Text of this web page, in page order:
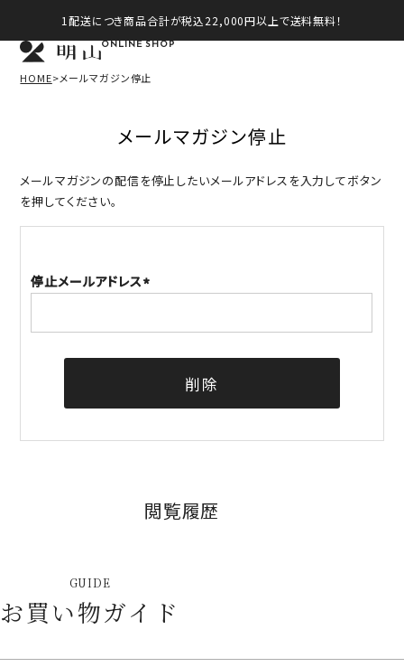
1配送につき商品合計が税込22,000円以上で送料無料！
ONLINE SHOP
HOME メールマガジン停止
メールマガジン停止
メールマガジンの配信を停止したいメールアドレスを入力してボタン
を押してください。
停止メールアドレス
須)
削除
閲覧履歴
GUIDE
お買い物ガイド